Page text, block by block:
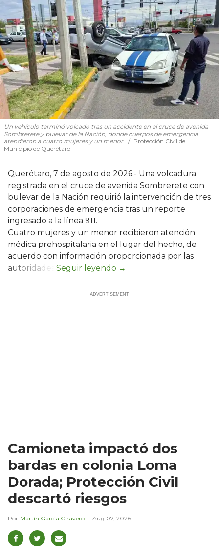
Un vehículo terminó volcado tras un accidente en el cruce de avenida
Sombrerete y bulevar de la Nación, donde cuerpos de emergencia
atendieron a cuatro mujeres y un menor.
Protección Civil del
Municipio de Querétaro
Querétaro, 7 de agosto de 2026.- Una volcadura
registrada en el cruce de avenida Sombrerete con
bulevar de la Nación requirió la intervención de tres
corporaciones de emergencia tras un reporte
ingresado a la línea 911.
Cuatro mujeres y un menor recibieron atención
médica prehospitalaria en el lugar del hecho, de
acuerdo con información proporcionada por las
autoridades.
Camioneta impactó dos
bardas en colonia Loma
Dorada; Protección Civil
descartó riesgos
Martín García Chavero Aug 07, 2026